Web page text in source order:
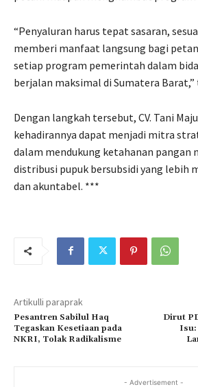
“Penyaluran harus tepat sasaran,
memberi manfaat langsung bagi
setiap program pemerintah dalam
berjalan maksimal di Sumatera Barat,”
Dengan langkah tersebut, CV. Tani
kehadirannya dapat menjadi mitra
dalam mendukung ketahanan pangan
distribusi pupuk bersubsidi yang lebih
dan akuntabel. ***
Artikulli paraprak
Pesantren Sabilul Haq
Tegaskan Kesetiaan pada
NKRI, Tolak Radikalisme
Dirut
Isu:
- Advertisement -